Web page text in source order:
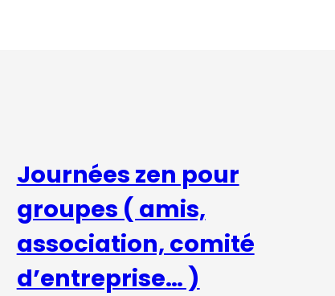
Journées zen pour
groupes ( amis,
association, comité
d’entreprise… )